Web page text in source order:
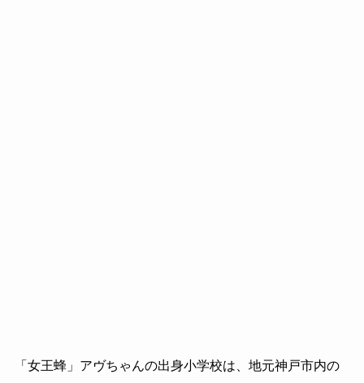
「女王蜂」アヴちゃんの出身小学校は、地元神戸市内の